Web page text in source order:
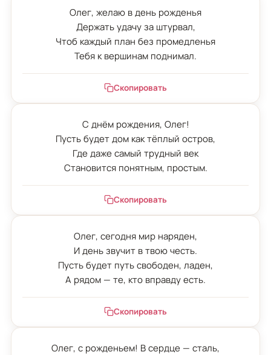
Олег, желаю в день рожденья
Держать удачу за штурвал,
Чтоб каждый план без промедленья
Тебя к вершинам поднимал.
Скопировать
С днём рождения, Олег!
Пусть будет дом как тёплый остров,
Где даже самый трудный век
Становится понятным, простым.
Скопировать
Олег, сегодня мир наряден,
И день звучит в твою честь.
Пусть будет путь свободен, ладен,
А рядом — те, кто вправду есть.
Скопировать
Олег, с рожденьем! В сердце — сталь,